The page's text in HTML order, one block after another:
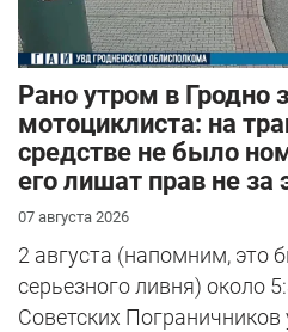
Рано утром в Гродно
мотоциклиста: на
средстве не было
его лишат прав не за
07 августа 2026
2 августа (напомним, это
серьезного ливня) около
Советских Пограничников